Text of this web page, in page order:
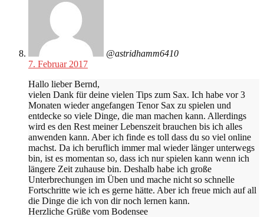
@astridhamm6410
7. Februar 2017
Hallo lieber Bernd,
vielen Dank für deine vielen Tips zum Sax. Ich habe vor 3
Monaten wieder angefangen Tenor Sax zu spielen und
entdecke so viele Dinge, die man machen kann. Allerdings
wird es den Rest meiner Lebenszeit brauchen bis ich alles
anwenden kann. Aber ich finde es toll dass du so viel online
machst. Da ich beruflich immer mal wieder länger unterwegs
bin, ist es momentan so, dass ich nur spielen kann wenn ich
längere Zeit zuhause bin. Deshalb habe ich große
Unterbrechungen im Üben und mache nicht so schnelle
Fortschritte wie ich es gerne hätte. Aber ich freue mich auf all
die Dinge die ich von dir noch lernen kann.
Herzliche Grüße vom Bodensee